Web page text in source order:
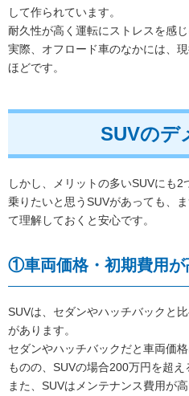
して作られています。
耐久性が高く運転にストレスを感
実際、オフロード車のなかには、
ほどです。
SUVのデ
しかし、メリットの多いSUVにも2
乗りたいと思うSUVがあっても、
て理解しておくと安心です。
①車両価格・初期費用が
SUVは、セダンやハッチバックと
があります。
セダンやハッチバックだと車両価
ものの、SUVの場合200万円を超え
また、SUVはメンテナンス費用が